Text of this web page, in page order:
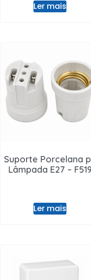
Ler mais
Suporte Porcelana
Lâmpada E27 –
Ler mais